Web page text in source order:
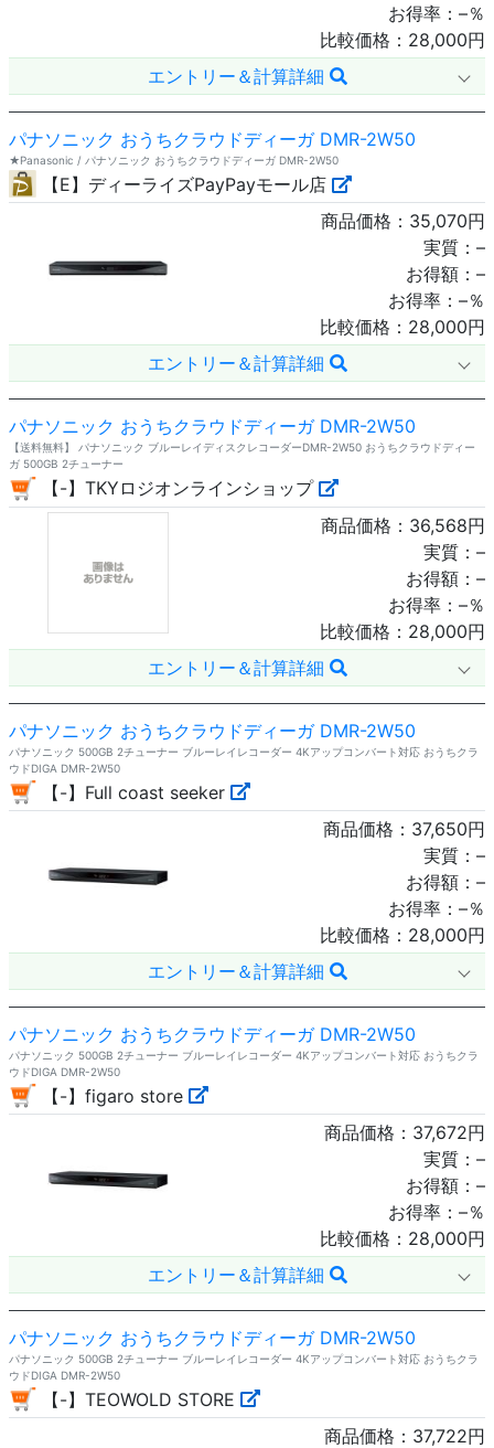
お得率： –％
比較価格： 28,000円
エントリー＆計算詳細
パナソニック おうちクラウドディーガ DMR-2W50
★Panasonic / パナソニック おうちクラウドディーガ DMR-2W50
【E】ディーライズPayPayモール店
商品価格： 35,070円
実質： –
お得額： –
お得率： –％
比較価格： 28,000円
エントリー＆計算詳細
パナソニック おうちクラウドディーガ DMR-2W50
【送料無料】 パナソニック ブルーレイディスクレコーダーDMR-2W50 おうちクラウドディー
ガ 500GB 2チューナー
【-】TKYロジオンラインショップ
商品価格： 36,568円
実質： –
お得額： –
お得率： –％
比較価格： 28,000円
エントリー＆計算詳細
パナソニック おうちクラウドディーガ DMR-2W50
パナソニック 500GB 2チューナー ブルーレイレコーダー 4Kアップコンバート対応 おうちクラ
ウドDIGA DMR-2W50
【-】Full coast seeker
商品価格： 37,650円
実質： –
お得額： –
お得率： –％
比較価格： 28,000円
エントリー＆計算詳細
パナソニック おうちクラウドディーガ DMR-2W50
パナソニック 500GB 2チューナー ブルーレイレコーダー 4Kアップコンバート対応 おうちクラ
ウドDIGA DMR-2W50
【-】figaro store
商品価格： 37,672円
実質： –
お得額： –
お得率： –％
比較価格： 28,000円
エントリー＆計算詳細
パナソニック おうちクラウドディーガ DMR-2W50
パナソニック 500GB 2チューナー ブルーレイレコーダー 4Kアップコンバート対応 おうちクラ
ウドDIGA DMR-2W50
【-】TEOWOLD STORE
商品価格： 37,722円